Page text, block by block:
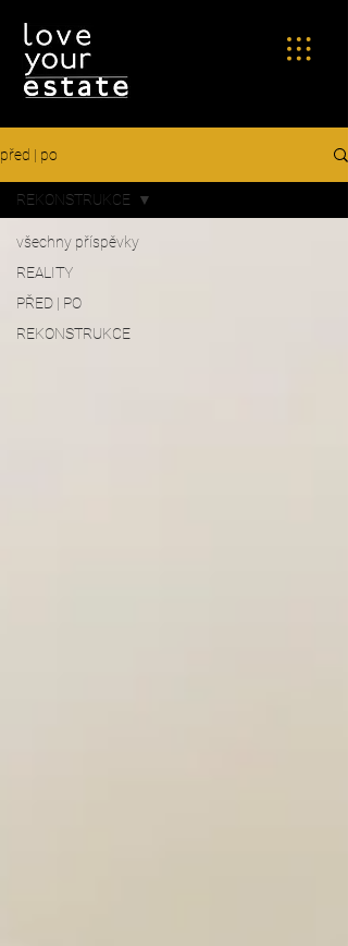
před | po
všechny příspěvky
REALITY
PŘED | PO
REKONSTRUKCE
REKONSTRUKCE